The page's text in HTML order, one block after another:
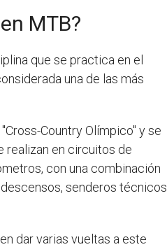
MTB?
que se practica en el
una de las más
Country Olímpico" y se
realizan en circuitos de
con una combinación
senderos técnicos
dar varias vueltas a este